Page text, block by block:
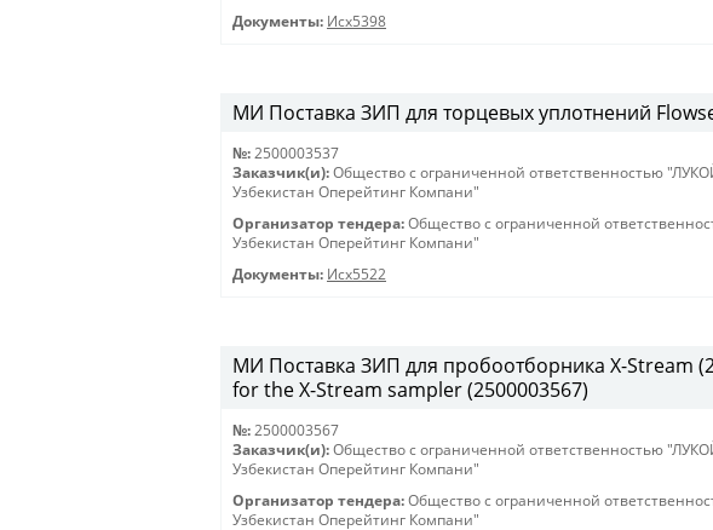
Документы: Исх5398
МИ Поставка ЗИП для торцевых уплотнений
№: 2500003537
Заказчик(и): Общество с ограниченной ответственностью
Узбекистан Оперейтинг Компани"
Организатор тендера: Общество с ограниченной
Узбекистан Оперейтинг Компани"
Документы: Исх5522
МИ Поставка ЗИП для пробоотборника X-Stream
for the X-Stream sampler (2500003567)
№: 2500003567
Заказчик(и): Общество с ограниченной ответственностью
Узбекистан Оперейтинг Компани"
Организатор тендера: Общество с ограниченной
Узбекистан Оперейтинг Компани"